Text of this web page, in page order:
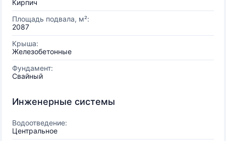
Кирпич
Площадь подвала, м²:
2087
Крыша:
Железобетонные
Фундамент:
Свайный
Инженерные системы
Водоотведение:
Центральное